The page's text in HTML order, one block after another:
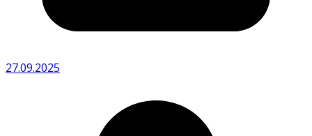
27.09.2025